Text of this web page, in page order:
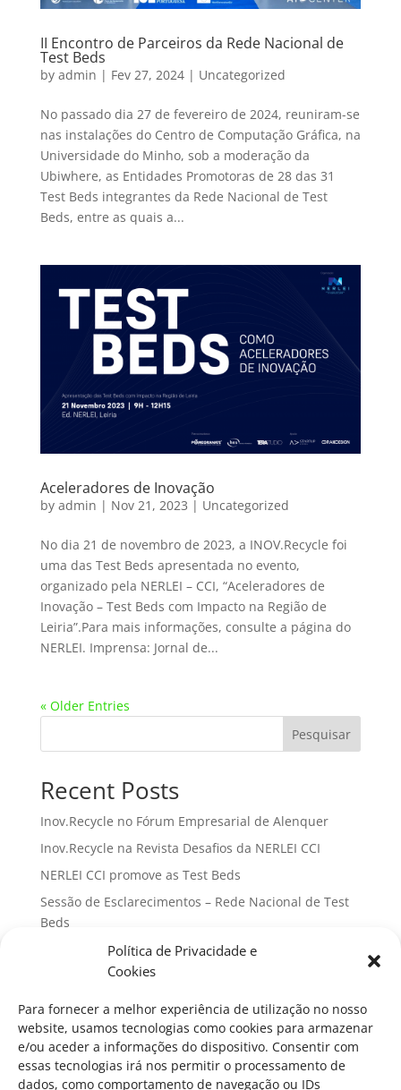
Política de Privacidade e
Cookies
Para fornecer a melhor experiência de utilização no nosso
website, usamos tecnologias como cookies para armazenar
e/ou aceder a informações do dispositivo. Consentir com
essas tecnologias irá nos permitir o processamento de
dados, como comportamento de navegação ou IDs
II Encontro de Parceiros da Rede Nacional de
Test Beds
by admin | Fev 27, 2024| Uncategorized
No passado dia 27 de fevereiro de 2024, reuniram-se
nas instalações do Centro de Computação Gráfica, na
Universidade do Minho, sob a moderação da
Ubiwhere, as Entidades Promotoras de 28 das 31
Test Beds integrantes da Rede Nacional de Test
Beds, entre as quais a...
Aceleradores de Inovação
by admin | Nov 21, 2023 | Uncategorized
No dia 21 de novembro de 2023, a INOV.Recycle foi
uma das Test Beds apresentada no evento,
organizado pela NERLEI – CCI, “Aceleradores de
Inovação – Test Beds com Impacto na Região de
Leiria”.Para mais informações, consulte a página do
NERLEI. Imprensa: Jornal de...
« Older Entries
Pesquisar
Recent Posts
Inov.Recycle no Fórum Empresarial de Alenquer
Inov.Recycle na Revista Desafios da NERLEI CCI
NERLEI CCI promove as Test Beds
Sessão de Esclarecimentos – Rede Nacional de Test
Beds
II Encontro de Parceiros da Rede Nacional de Test
Recent Comments
Nenhum comentário para mostrar.